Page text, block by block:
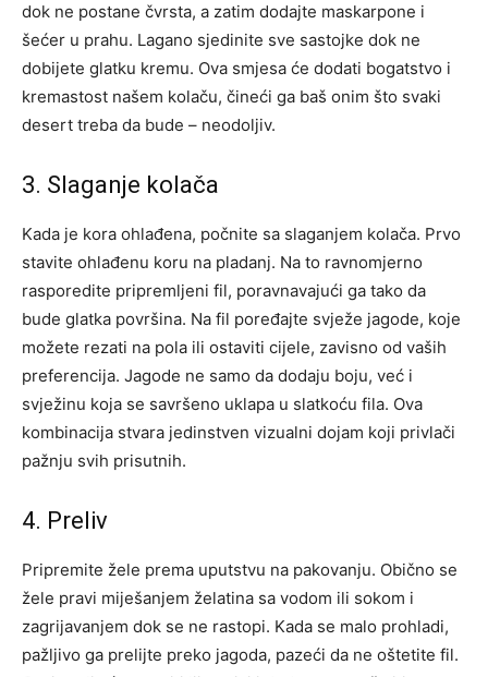
dok ne postane čvrsta, a zatim dodajte maskarpone i
šećer u prahu. Lagano sjedinite sve sastojke dok ne
dobijete glatku kremu. Ova smjesa će dodati bogatstvo i
kremastost našem kolaču, čineći ga baš onim što svaki
desert treba da bude – neodoljiv.
3. Slaganje kolača
Kada je kora ohlađena, počnite sa slaganjem kolača. Prvo
stavite ohlađenu koru na pladanj. Na to ravnomjerno
rasporedite pripremljeni fil, poravnavajući ga tako da
bude glatka površina. Na fil poređajte svježe jagode, koje
možete rezati na pola ili ostaviti cijele, zavisno od vaših
preferencija. Jagode ne samo da dodaju boju, već i
svježinu koja se savršeno uklapa u slatkoću fila. Ova
kombinacija stvara jedinstven vizualni dojam koji privlači
pažnju svih prisutnih.
4. Preliv
Pripremite žele prema uputstvu na pakovanju. Obično se
žele pravi miješanjem želatina sa vodom ili sokom i
zagrijavanjem dok se ne rastopi. Kada se malo prohladi,
pažljivo ga prelijte preko jagoda, pazeći da ne oštetite fil.